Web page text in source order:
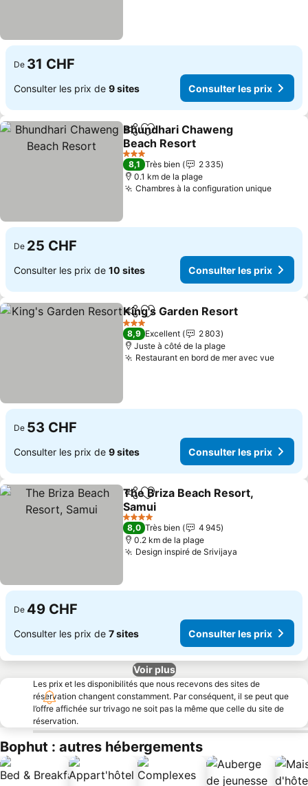
De 31 CHF
Consulter les prix de 9 sites Consulter les prix
PartagerAjouter à mes favoris
Bhundhari Chaweng
Beach Resort
Consulter les prix
3 Étoiles
8,1 Très bien
2 335
0.1 km de la plage
Chambres à la configuration unique
De 25 CHF
Consulter les prix de 10 sites Consulter les prix
PartagerAjouter à mes favoris
King's Garden Resort
3 Étoiles
8,9 Excellent
2 803
Juste à côté de la plage
Restaurant en bord de mer avec vue
De 53 CHF
Consulter les prix de 9 sites Consulter les prix
PartagerAjouter à mes favoris
The Briza Beach Resort,
Samui
Consulter les prix
4 Étoiles
8,0 Très bien
4 945
0.2 km de la plage
Design inspiré de Srivijaya
De 49 CHF
Consulter les prix de 7 sites Consulter les prix
Voir plus
Les prix et les disponibilités que nous recevons des sites de
réservation changent constamment. Par conséquent, il se peut que
l’offre affichée sur trivago ne soit pas la même que celle du site de
réservation.
Bophut : autres hébergements